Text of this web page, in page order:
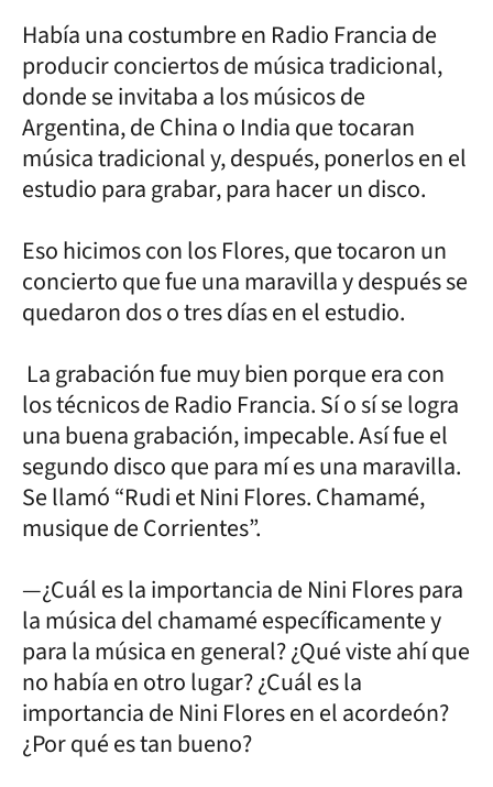
Había una costumbre en Radio Francia de
producir conciertos de música tradicional,
donde se invitaba a los músicos de
Argentina, de China o India que tocaran
música tradicional y, después, ponerlos en el
estudio para grabar, para hacer un disco.
Eso hicimos con los Flores, que tocaron un
concierto que fue una maravilla y después se
quedaron dos o tres días en el estudio.
La grabación fue muy bien porque era con
los técnicos de Radio Francia. Sí o sí se logra
una buena grabación, impecable. Así fue el
segundo disco que para mí es una maravilla.
Se llamó “Rudi et Nini Flores. Chamamé,
musique de Corrientes”.
—¿Cuál es la importancia de Nini Flores para
la música del chamamé específicamente y
para la música en general? ¿Qué viste ahí que
no había en otro lugar? ¿Cuál es la
importancia de Nini Flores en el acordeón?
¿Por qué es tan bueno?